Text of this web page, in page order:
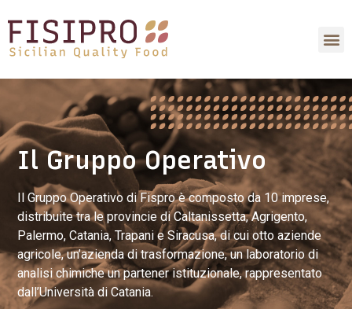
Il Gruppo Operativo
Il Gruppo Operativo di Fispro è composto da 10 imprese,
distribuite tra le provincie di Caltanissetta, Agrigento,
Palermo, Catania, Trapani e Siracusa, di cui otto aziende
agricole, un’azienda di trasformazione, un laboratorio di
analisi chimiche un partener istituzionale, rappresentato
dall’Università di Catania.